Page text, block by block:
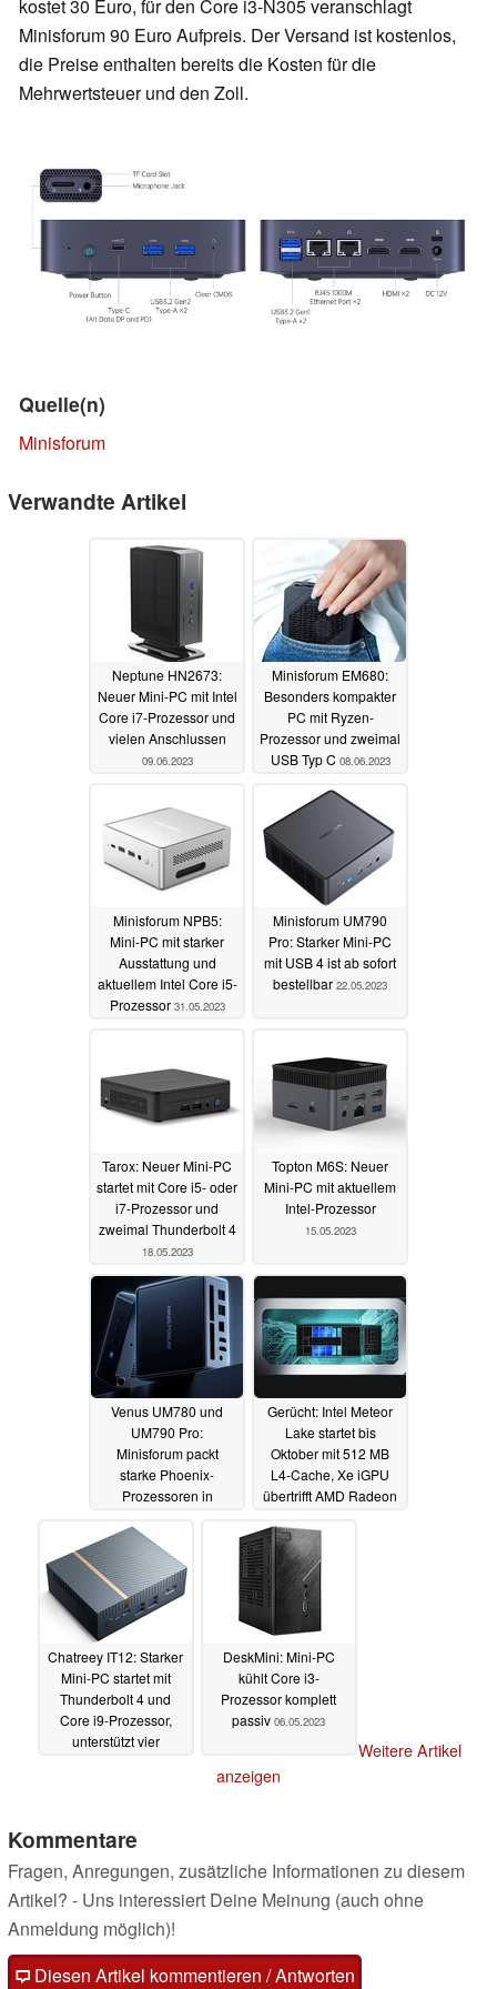
kostet 30 Euro, für den Core i3-N305 veranschlagt
Minisforum 90 Euro Aufpreis. Der Versand ist kostenlos,
die Preise enthalten bereits die Kosten für die
Mehrwertsteuer und den Zoll.
Quelle(n)
Minisforum
Verwandte Artikel
Neptune HN2673:
Neuer Mini-PC mit Intel
Core i7-Prozessor und
vielen Anschlussen
09.06.2023
Minisforum EM680:
Besonders kompakter
PC mit Ryzen-
Prozessor und zweimal
USB Typ C 08.06.2023
Minisforum NPB5:
Mini-PC mit starker
Ausstattung und
aktuellem Intel Core i5-
Prozessor 31.05.2023
Minisforum UM790
Pro: Starker Mini-PC
mit USB 4 ist ab sofort
bestellbar 22.05.2023
Tarox: Neuer Mini-PC
startet mit Core i5- oder
i7-Prozessor und
zweimal Thunderbolt 4
18.05.2023
Topton M6S: Neuer
Mini-PC mit aktuellem
Intel-Prozessor
15.05.2023
Venus UM780 und
UM790 Pro:
Minisforum packt
starke Phoenix-
Prozessoren in
11.05.2023
Gerücht: Intel Meteor
Lake startet bis
Oktober mit 512 MB
L4-Cache, Xe iGPU
übertrifft AMD Radeon
Chatreey IT12: Starker
Mini-PC startet mit
Thunderbolt 4 und
Core i9-Prozessor,
unterstützt vier
DeskMini: Mini-PC
kühlt Core i3-
Prozessor komplett
passiv 06.05.2023
Weitere Artikel
anzeigen
Kommentare
Fragen, Anregungen, zusätzliche Informationen zu diesem
Artikel? - Uns interessiert Deine Meinung (auch ohne
Anmeldung möglich)!
Diesen Artikel kommentieren / Antworten